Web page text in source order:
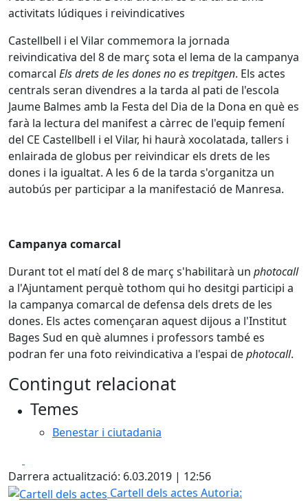
activitats lúdiques i reivindicatives
Castellbell i el Vilar commemora la jornada
reivindicativa del 8 de març sota el lema de la campanya
comarcal Els drets de les dones no es trepitgen. Els actes
centrals seran divendres a la tarda al pati de l'escola
Jaume Balmes amb la Festa del Dia de la Dona en què es
farà la lectura del manifest a càrrec de l'equip femení
del CE Castellbell i el Vilar, hi haurà xocolatada, tallers i
enlairada de globus per reivindicar els drets de les
dones i la igualtat. A les 6 de la tarda s'organitza un
autobús per participar a la manifestació de Manresa.
Campanya comarcal
Durant tot el matí del 8 de març s'habilitarà un photocall
a l'Ajuntament perquè tothom qui ho desitgi participi a
la campanya comarcal de defensa dels drets de les
dones. Els actes començaran aquest dijous a l'Institut
Bages Sud en què alumnes i professors també es
podran fer una foto reivindicativa a l'espai dephotocall.
Contingut relacionat
Temes
Benestar i ciutadania
Darrera actualització: 6.03.2019 | 12:56
Cartell dels actes
Cartell dels actes Autoria: